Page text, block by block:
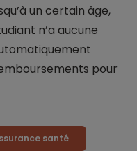
un certain âge,
n’a aucune
pour
santé